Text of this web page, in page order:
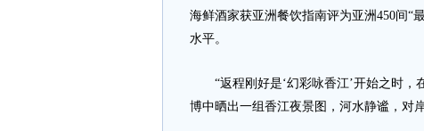
海鲜酒家获亚洲餐饮指南评为亚洲450间“
水平。
“返程刚好是‘幻彩咏香江’开始之时，
博中晒出一组香江夜景图，河水静谧，对